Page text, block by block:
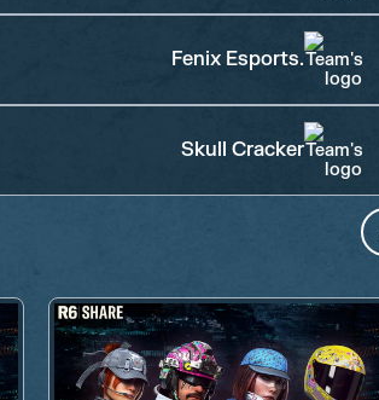
Fenix Esports.
Skull Cracker